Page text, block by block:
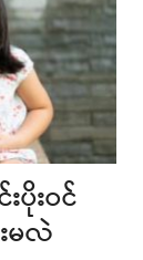
ပိုးဝင်
မလဲ